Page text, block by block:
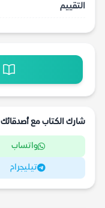
التقييم
شارك الكتاب مع أصدقائك
واتساب
تيليجرام